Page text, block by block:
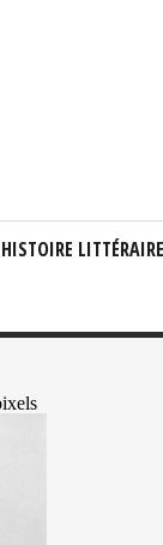
HISTOIRE LITTÉRAIRE